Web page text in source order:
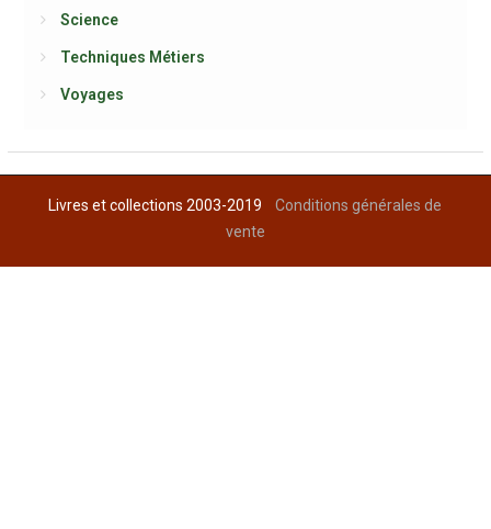
Science
Techniques Métiers
Voyages
Livres et collections 2003-2019Conditions générales de
vente